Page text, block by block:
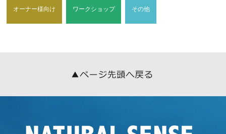
当社は，ユーザーについて，利用したサービスやソフトウエア，
当社が個人情報を収集・利用する目的は，以下のとおりです。
オーナー様向け ワークショップ その他